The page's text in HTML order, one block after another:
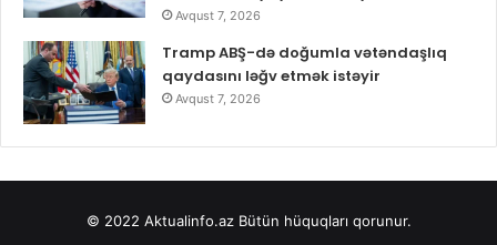
Avqust 7, 2026
Tramp ABŞ-də doğumla vətəndaşlıq
qaydasını ləğv etmək istəyir
Avqust 7, 2026
© 2022 Aktualinfo.azBütün hüquqları qorunur.